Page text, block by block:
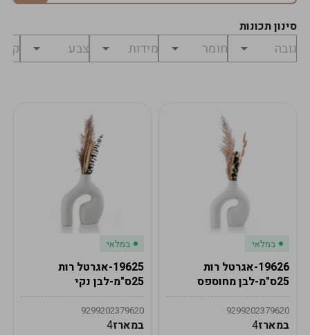
סינון תכונות
במלאי
19626-אגרטל רות
25ס"מ-לבן מחוספס
9299202379620
במארז4
במלאי
19625-אגרטל רות
25ס"מ-לבן נקי
9299202379620
במארז4
מחיר
לפני
₪0
לתשלום